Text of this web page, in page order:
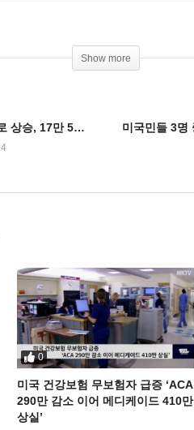
Show more
미국 실업률 3.9%로 상승, 17만 5천 개 증가로 둔화 ‘9월 금리 인하 되살아난다’
0
미국 건강보험 무보험자 급증 ‘ACA
290만 감소 이어 메디케이드 410만
상실’